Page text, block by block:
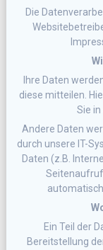
Die
Ihre Daten
diese mitteilen.
Sie
Andere Daten
durch unsere IT-
Daten (z.B.
Ein Teil der
Bereitstellung